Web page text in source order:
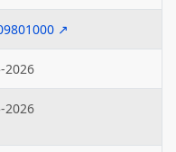
↗
2026
2026